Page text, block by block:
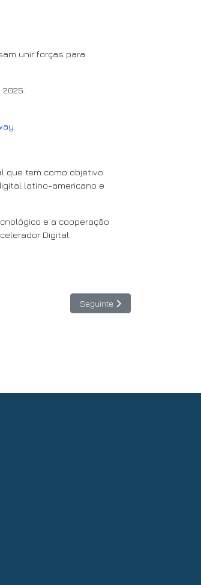
unir forças para
que tem como objetivo
latino-americano e
e a cooperação
Digital.
Artigo seguinte: SPIDER abre
Seguinte